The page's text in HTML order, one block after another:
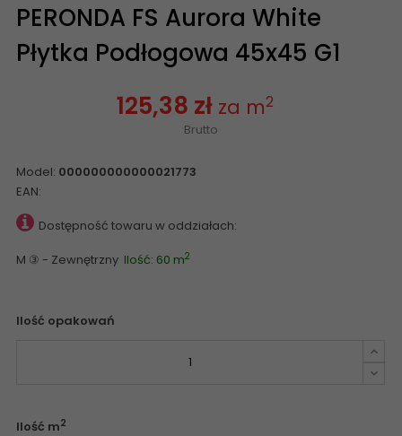
PERONDA FS Aurora White
Płytka Podłogowa 45x45 G1
125,38 zł za m2
Brutto
Model: 000000000000021773
EAN:
Dostępność towaru w oddziałach:
M ③ - Zewnętrzny Ilość: 60 m2
Ilość opakowań
Ilość m2